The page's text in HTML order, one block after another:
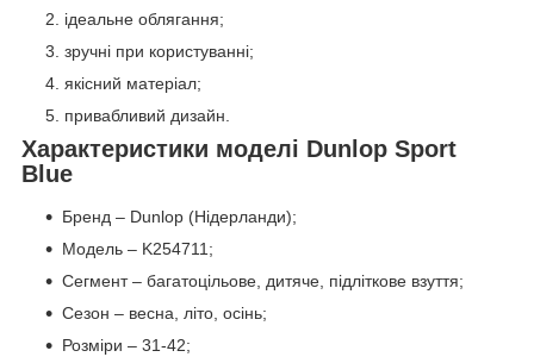
ідеальне облягання;
зручні при користуванні;
якісний матеріал;
привабливий дизайн.
Характеристики моделі Dunlop Sport
Blue
Бренд – Dunlop (Нідерланди);
Модель – K254711;
Сегмент – багатоцільове, дитяче, підліткове взуття;
Сезон – весна, літо, осінь;
Розміри – 31-42;